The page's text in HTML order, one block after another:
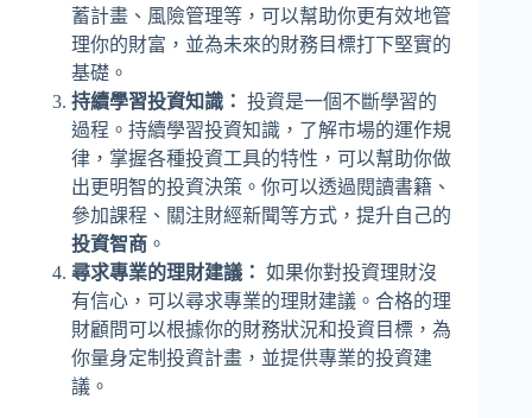
蓄計畫、風險管理等，可以幫助你更有效地管
理你的財富，並為未來的財務目標打下堅實的
基礎。
持續學習投資知識： 投資是一個不斷學習的
過程。持續學習投資知識，了解市場的運作規
律，掌握各種投資工具的特性，可以幫助你做
出更明智的投資決策。你可以透過閱讀書籍、
參加課程、關注財經新聞等方式，提升自己的
投資智商 。
尋求專業的理財建議： 如果你對投資理財沒
有信心，可以尋求專業的理財建議。合格的理
財顧問可以根據你的財務狀況和投資目標，為
你量身定制投資計畫，並提供專業的投資建
議。